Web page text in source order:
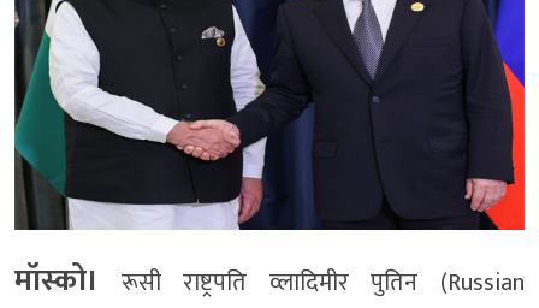
मॉस्‍को।
रूसी राष्ट्रपति व्लादिमीर पुतिन (Russian